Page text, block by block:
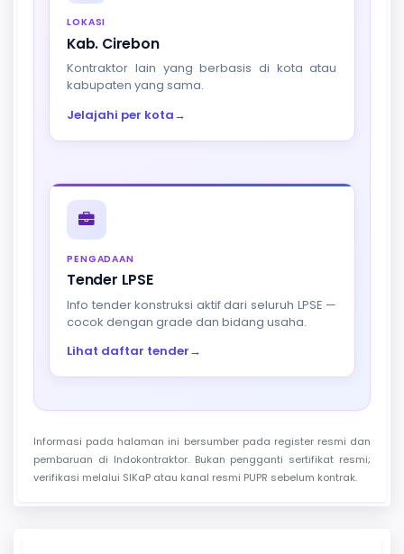
LOKASI
Kab. Cirebon
Kontraktor lain yang berbasis di kota atau
kabupaten yang sama.
Jelajahi per kota→
PENGADAAN
Tender LPSE
Info tender konstruksi aktif dari seluruh LPSE —
cocok dengan grade dan bidang usaha.
Lihat daftar tender→
Informasi pada halaman ini bersumber pada register resmi dan
pembaruan di Indokontraktor. Bukan pengganti sertifikat resmi;
verifikasi melalui SIKaP atau kanal resmi PUPR sebelum kontrak.